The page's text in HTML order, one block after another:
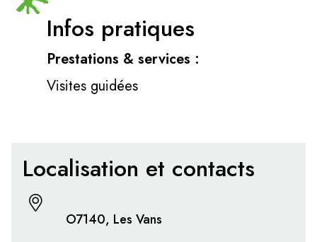
Infos pratiques
Prestations & services :
Visites guidées
Localisation et contacts
O7140, Les Vans